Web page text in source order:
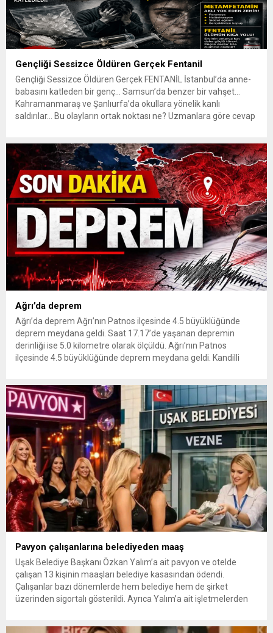
Gençliği Sessizce Öldüren Gerçek Fentanil
Gençliği Sessizce Öldüren Gerçek FENTANİL İstanbul’da anne-
babasını katleden bir genç… Samsun’da benzer bir vahşet…
Kahramanmaraş ve Şanlıurfa’da okullara yönelik kanlı
saldırılar… Bu olayların ortak noktası ne? Uzmanlara göre cevap
dönemde akıl almaz aile içi cinayetler ve toplu...
Ağrı’da deprem
Ağrı’da deprem Ağrı’nın Patnos ilçesinde 4.5 büyüklüğünde
deprem meydana geldi. Saat 17.17’de yaşanan depremin
derinliği ise 5.0 kilometre olarak ölçüldü. Ağrı’nın Patnos
ilçesinde 4.5 büyüklüğünde deprem meydana geldi. Kandilli
da Afet ve Acil Durum Yönetimi Başkanlığı’dan...
Pavyon çalışanlarına belediyeden maaş
Uşak Belediye Başkanı Özkan Yalım’a ait pavyon ve otelde
çalışan 13 kişinin maaşları belediye kasasından ödendi.
Çalışanlar bazı dönemlerde hem belediye hem de şirket
üzerinden sigortalı gösterildi. Ayrıca Yalım’a ait işletmelerden